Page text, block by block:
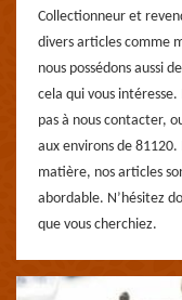
Collectionneur et
divers articles comme
nous possédons aussi
cela qui vous
pas à nous contacter,
aux environs de 81120.
matière, nos articles
abordable. N’hésitez
que vous cherchiez.